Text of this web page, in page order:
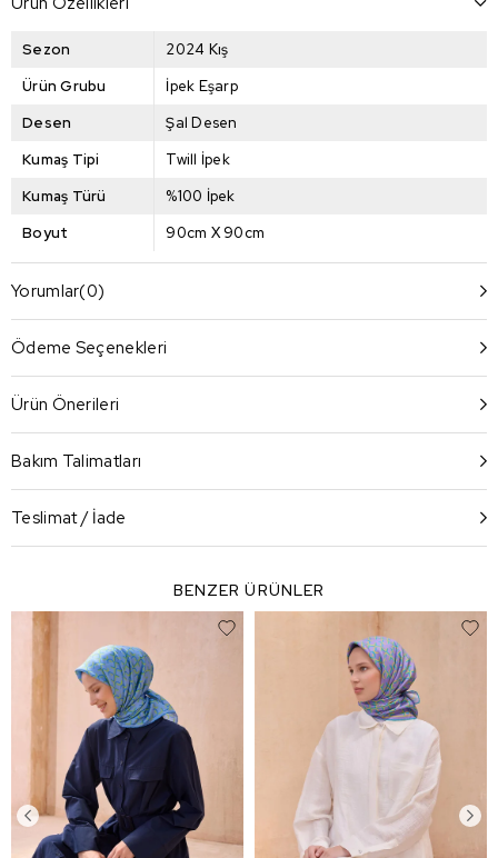
Sezon
2024 Kış
Ürün Grubu
İpek Eşarp
Desen
Şal Desen
Kumaş Tipi
Twill İpek
Kumaş Türü
%100 İpek
Boyut
90cm X 90cm
Yorumlar(0)
Ödeme Seçenekleri
Ürün Önerileri
Bakım Talimatları
Teslimat / İade
BENZER ÜRÜNLER